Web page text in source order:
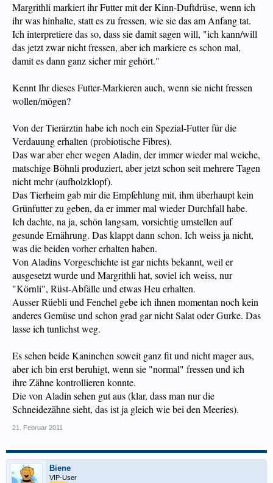
Margrithli markiert ihr Futter mit der Kinn-Duftdrüse, wenn ich
ihr was hinhalte, statt es zu fressen, wie sie das am Anfang tat.
Ich interpretiere das so, dass sie damit sagen will, "ich kann/will
das jetzt zwar nicht fressen, aber ich markiere es schon mal,
damit es dann ganz sicher mir gehört."
Kennt Ihr dieses Futter-Markieren auch, wenn sie nicht fressen
wollen/mögen?
Von der Tierärztin habe ich noch ein Spezial-Futter für die
Verdauung erhalten (probiotische Fibres).
Das war aber eher wegen Aladin, der immer wieder mal weiche,
matschige Böhnli produziert, aber jetzt schon seit mehrere Tagen
nicht mehr (aufholzklopf).
Das Tierheim gab mir die Empfehlung mit, ihm überhaupt kein
Grünfutter zu geben, da er immer mal wieder Durchfall habe.
Ich dachte, na ja, schön langsam, vorsichtig umstellen auf
gesunde Ernährung. Das klappt dann schon. Ich weiss ja nicht,
was die beiden vorher erhalten haben.
Von Aladins Vorgeschichte ist gar nichts bekannt, weil er
ausgesetzt wurde und Margrithli hat, soviel ich weiss, nur
"Körnli", Rüst-Abfälle und etwas Heu erhalten.
Ausser Rüebli und Fenchel gebe ich ihnen momentan noch kein
anderes Gemüse und schon grad gar nicht Salat oder Gurke. Das
lasse ich tunlichst weg.
Es sehen beide Kaninchen soweit ganz fit und nicht mager aus,
aber ich bin erst beruhigt, wenn sie "normal" fressen und ich
ihre Zähne kontrollieren konnte.
Die von Aladin sehen gut aus (klar, dass man nur die
Schneidezähne sieht, das ist ja gleich wie bei den Meeries).
21. Februar 2011
Biene
VIP-User